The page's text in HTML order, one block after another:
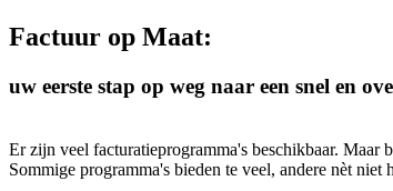
Factuur op Maat:
uw eerste stap op weg naar een snel en
Er zijn veel facturatieprogramma's beschikbaar. Maar
Sommige programma's bieden te veel, andere nèt